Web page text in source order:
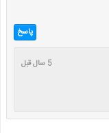
پاسخ
5 سال قبل